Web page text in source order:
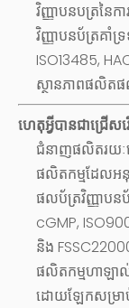
វិញ្ញាបនបត្រនៃ
វិញ្ញាបនប័ត្រគាំ
ISO13485,
ស្ថានភាពផលិត
ហេតុអ្វីបានជាជ្រើ
ជំនាញផលិតរយៈ
ផលិតកម្មដែល
ផលប័ត្រវិញ្ញាប
cGMP,
និង
ផលិតកម្មហាឡា
ដោយឡែកសម្រ